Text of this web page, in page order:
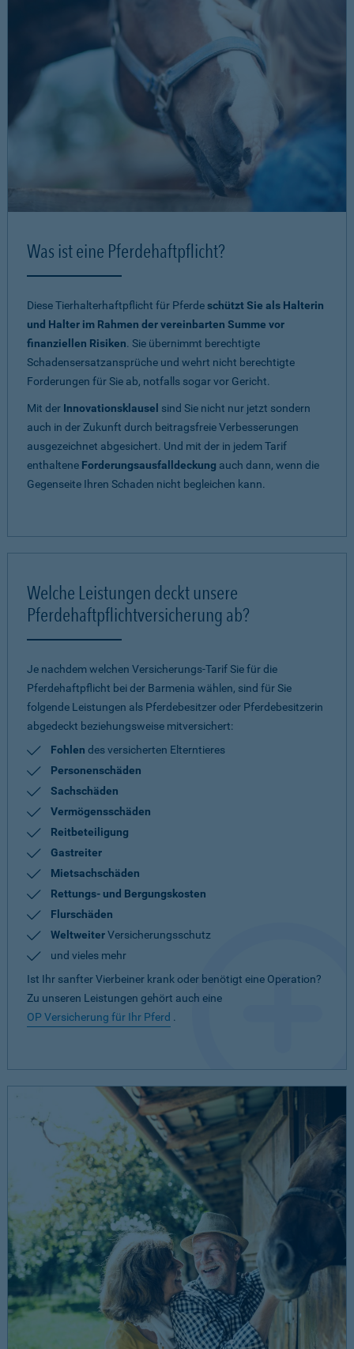
Was ist eine Pferdehaftpflicht?
Diese Tierhalterhaftpflicht für Pferdeschützt Sie als Halterin
und Halter im Rahmen der vereinbarten Summe vor
finanziellen Risiken. Sie übernimmt berechtigte
Schadensersatzansprüche und wehrt nicht berechtigte
Forderungen für Sie ab, notfalls sogar vor Gericht.
Mit der Innovationsklausel sind Sie nicht nur jetzt sondern
auch in der Zukunft durch beitragsfreie Verbesserungen
ausgezeichnet abgesichert. Und mit der in jedem Tarif
enthaltene Forderungsausfalldeckung auch dann, wenn die
Gegenseite Ihren Schaden nicht begleichen kann.
Welche Leistungen deckt unsere
Pferdehaftpflichtversicherung ab?
Je nachdem welchen Versicherungs-Tarif Sie für die
Pferdehaftpflicht bei der Barmenia wählen, sind für Sie
folgende Leistungen als Pferdebesitzer oder Pferdebesitzerin
abgedeckt beziehungsweise mitversichert:
Fohlen des versicherten Elterntieres
Personenschäden
Sachschäden
Vermögensschäden
Reitbeteiligung
Gastreiter
Mietsachschäden
Rettungs- und Bergungskosten
Flurschäden
WeltweiterVersicherungsschutz
und vieles mehr
Ist Ihr sanfter Vierbeiner krank oder benötigt eine Operation?
Zu unseren Leistungen gehört auch eine
OP Versicherung für Ihr Pferd .